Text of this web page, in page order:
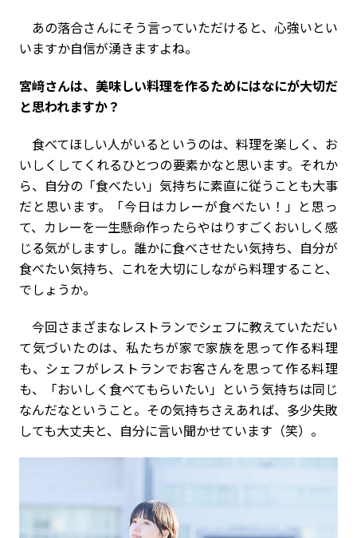
あの落合さんにそう言っていただけると、心強いとい
いますか自信が湧きますよね。
――宮﨑さんは、美味しい料理を作るためにはなにが大切だ
と思われますか？
食べてほしい人がいるというのは、料理を楽しく、お
いしくしてくれるひとつの要素かなと思います。それか
ら、自分の「食べたい」気持ちに素直に従うことも大事
だと思います。「今日はカレーが食べたい！」と思っ
て、カレーを一生懸命作ったらやはりすごくおいしく感
じる気がしますし。誰かに食べさせたい気持ち、自分が
食べたい気持ち、これを大切にしながら料理すること、
でしょうか。
今回さまざまなレストランでシェフに教えていただい
て気づいたのは、私たちが家で家族を思って作る料理
も、シェフがレストランでお客さんを思って作る料理
も、「おいしく食べてもらいたい」という気持ちは同じ
なんだなということ。その気持ちさえあれば、多少失敗
しても大丈夫と、自分に言い聞かせています（笑）。